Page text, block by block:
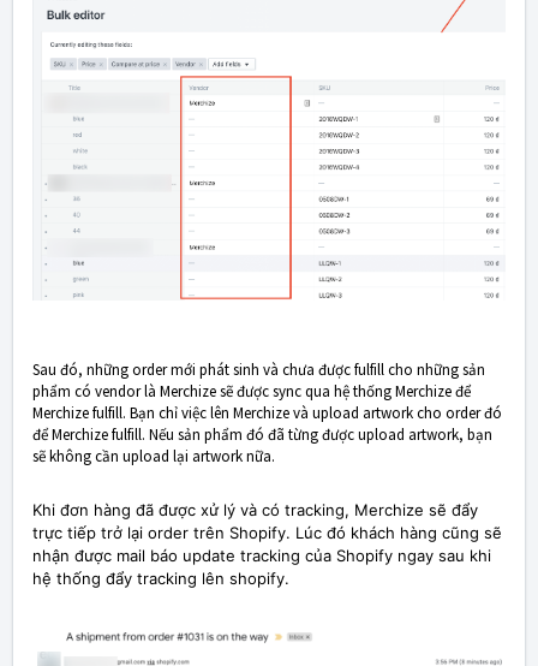
Sau đó, những order mới phát sinh và chưa được fulfill cho những sản
phẩm có vendor là Merchize sẽ được sync qua hệ thống Merchize để
Merchize fulfill. Bạn chỉ việc lên Merchize và upload artwork cho order đó
để Merchize fulfill. Nếu sản phẩm đó đã từng được upload artwork, bạn
sẽ không cần upload lại artwork nữa.
Khi đơn hàng đã được xử lý và có tracking, Merchize sẽ đẩy
trực tiếp trở lại order trên Shopify. Lúc đó khách hàng cũng sẽ
nhận được mail báo update tracking của Shopify ngay sau khi
hệ thống đẩy tracking lên shopify.